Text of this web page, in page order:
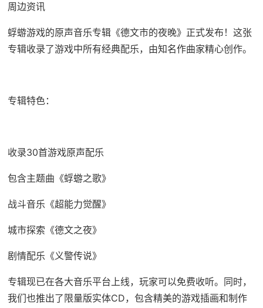
周边资讯
蜉蝣游戏的原声音乐专辑《德文市的夜晚》正式发布！这张
专辑收录了游戏中所有经典配乐，由知名作曲家精心创作。
专辑特色：
收录30首游戏原声配乐
包含主题曲《蜉蝣之歌》
战斗音乐《超能力觉醒》
城市探索《德文之夜》
剧情配乐《义警传说》
专辑现已在各大音乐平台上线，玩家可以免费收听。同时，
我们也推出了限量版实体CD，包含精美的游戏插画和制作